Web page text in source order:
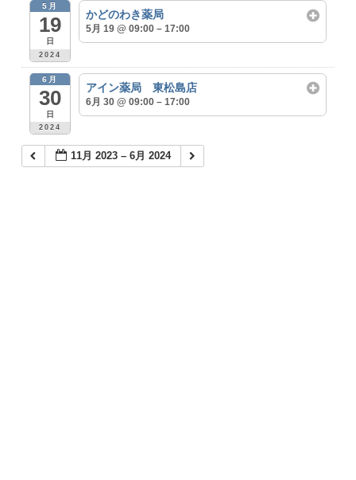
5月
19
日
2024
かどのわき薬局
5月 19 @ 09:00 – 17:00
6月
30
日
2024
アイン薬局 東松島店
6月 30 @ 09:00 – 17:00
11月 2023 – 6月 2024